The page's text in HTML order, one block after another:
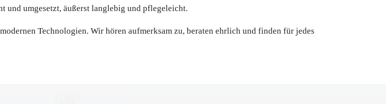
und umgesetzt, äußerst langlebig und pflegeleicht.
Technologien. Wir hören aufmerksam zu, beraten ehrlich und finden für jedes